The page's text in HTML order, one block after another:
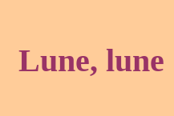
Lune, lune